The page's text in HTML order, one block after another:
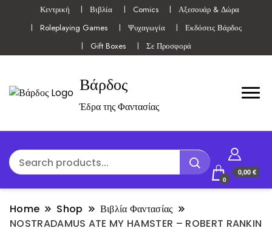
Κεντρική Βιβλία Comics
Αξεσουάρ & Δώρα
Roleplaying Games
Ψυχαγωγία
Εκδόσεις Βάρδος
Gift Boxes
Σε Προσφορά
Βάρδος
Έδρα της Φαντασίας
0
0,00 €
Home Shop
Βιβλία Φαντασίας
NOSTRADAMUS ATE MY HAMSTER – ROBERT RANKIN